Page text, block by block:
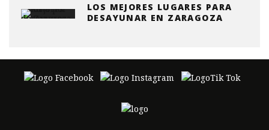
LOS MEJORES LUGARES PARA
DESAYUNAR EN ZARAGOZA